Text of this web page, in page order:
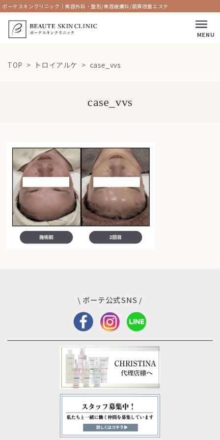
ボーテスキンクリニック｜美容外科・整形/美容皮膚科/肌質改善エステ
MENU
TOP トロイアルケ case_vvs
case_vvs
\ ボーテ公式SNS /